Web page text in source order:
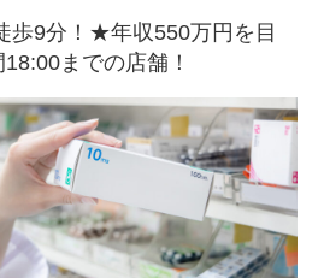
9分！★年収550万円を目
までの店舗！